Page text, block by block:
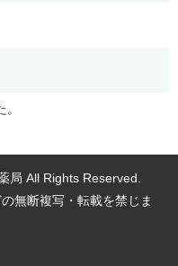
局 All Rights Reserved.
無断複写・転載を禁じま